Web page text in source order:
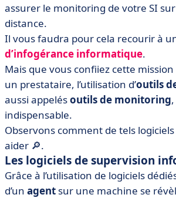
assurer le monitoring de votre SI
distance.
Il vous faudra pour cela recourir à
d’infogérance informatique.
Mais que vous confiiez cette
un prestataire, l’utilisation d’outils
aussi appelésoutils de monitoring
indispensable.
Observons comment de tels
aider 🔎.
Les logiciels de supervision
Grâce à l’utilisation de logiciels
d’un agent sur une machine se